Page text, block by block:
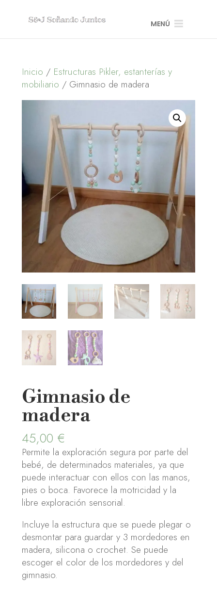
MENÚ
Inicio / Estructuras Pikler, estanterías y
mobiliario / Gimnasio de madera
Gimnasio de
madera
45,00 €
Permite la exploración segura por parte del
bebé, de determinados materiales, ya que
puede interactuar con ellos con las manos,
pies o boca. Favorece la motricidad y la
libre exploración sensorial.
Incluye la estructura que se puede plegar o
desmontar para guardar y 3 mordedores en
madera, silicona o crochet. Se puede
escoger el color de los mordedores y del
gimnasio.